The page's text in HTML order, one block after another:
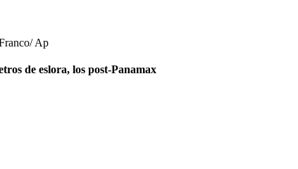
Ap
de eslora, los post-Panamax